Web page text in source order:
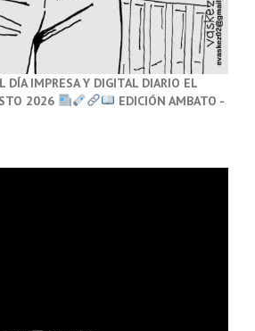
DÍA IMPRESA Y DIGITAL DIARIO EL
2026
EDICIÓN AMBATO -